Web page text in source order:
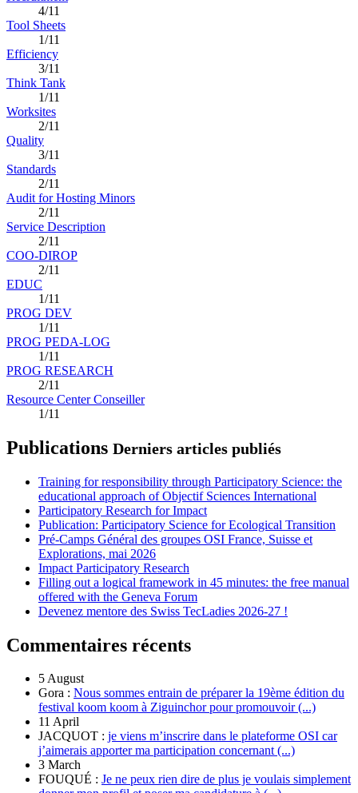
4/11
Tool Sheets
1/11
Efficiency
3/11
Think Tank
1/11
Worksites
2/11
Quality
3/11
Standards
2/11
Audit for Hosting Minors
2/11
Service Description
2/11
COO-DIROP
2/11
EDUC
1/11
PROG DEV
1/11
PROG PEDA-LOG
1/11
PROG RESEARCH
2/11
Resource Center Conseiller
1/11
Publications Derniers articles publiés
Training for responsibility through Participatory Science: the
educational approach of Objectif Sciences International
Participatory Research for Impact
Publication: Participatory Science for Ecological Transition
Pré-Camps Général des groupes OSI France, Suisse et
Explorations, mai 2026
Impact Participatory Research
Filling out a logical framework in 45 minutes: the free manual
offered with the Geneva Forum
Devenez mentore des Swiss TecLadies 2026-27 !
Commentaires récents
5 August
Gora : Nous sommes entrain de préparer la 19ème édition du
festival koom koom à Ziguinchor pour promouvoir (...)
11 April
JACQUOT : je viens m’inscrire dans le plateforme OSI car
j’aimerais apporter ma participation concernant (...)
3 March
FOUQUÉ : Je ne peux rien dire de plus je voulais simplement